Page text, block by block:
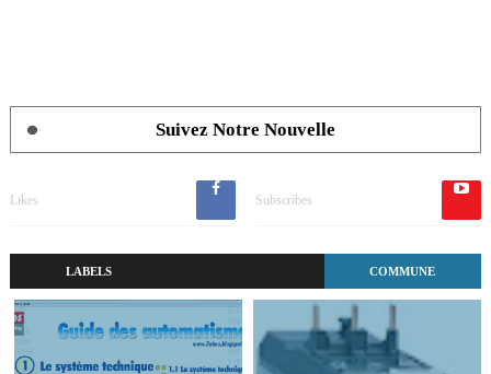
Suivez Notre Nouvelle
Subscribes
Likes
COMMUNE
LABELS